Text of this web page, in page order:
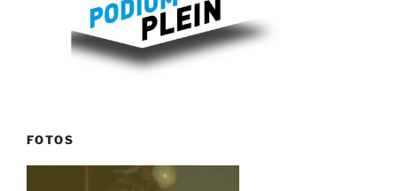
FOTOS